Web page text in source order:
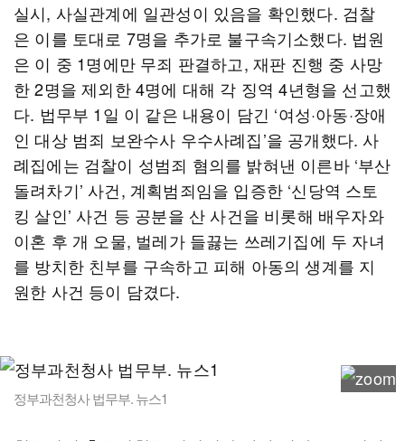
실시, 사실관계에 일관성이 있음을 확인했다. 검찰
은 이를 토대로 7명을 추가로 불구속기소했다. 법원
은 이 중 1명에만 무죄 판결하고, 재판 진행 중 사망
한 2명을 제외한 4명에 대해 각 징역 4년형을 선고했
다. 법무부 1일 이 같은 내용이 담긴 ‘여성·아동·장애
인 대상 범죄 보완수사 우수사례집’을 공개했다. 사
례집에는 검찰이 성범죄 혐의를 밝혀낸 이른바 ‘부산
돌려차기’ 사건, 계획범죄임을 입증한 ‘신당역 스토
킹 살인’ 사건 등 공분을 산 사건을 비롯해 배우자와
이혼 후 개 오물, 벌레가 들끓는 쓰레기집에 두 자녀
를 방치한 친부를 구속하고 피해 아동의 생계를 지
원한 사건 등이 담겼다.
정부과천청사 법무부. 뉴스1